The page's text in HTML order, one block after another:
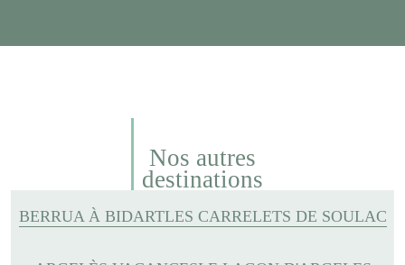
Nos autres
destinations
BERRUA À BIDARTLES CARRELETS DE SOULAC